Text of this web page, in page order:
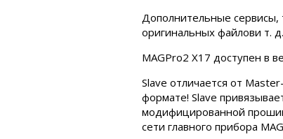
Дополнительные сервисы,
оригинальных файлови т.
MAGPro2 X17 доступен в
Slave отличается от
формате! Slave
модифицированной
сети главного прибора